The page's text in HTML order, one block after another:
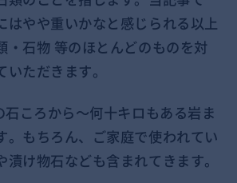
はやや重いかなと感じられる以上
・石物 等のほとんどのものを対
ただきます。
ころから～何十キロもある岩ま
。もちろん、ご家庭で使われてい
漬け物石なども含まれてきます。